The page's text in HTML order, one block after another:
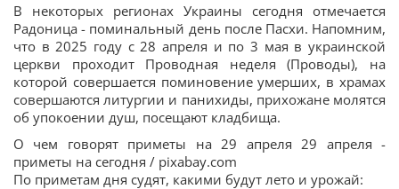
В некоторых регионах Украины сегодня отмечается
Радоница - поминальный день после Пасхи. Напомним,
что в 2025 году с 28 апреля и по 3 мая в украинской
церкви проходит Проводная неделя (Проводы), на
которой совершается поминовение умерших, в храмах
совершаются литургии и панихиды, прихожане молятся
об упокоении душ, посещают кладбища.
О чем говорят приметы на 29 апреля 29 апреля -
приметы на сегодня / pixabay.com
По приметам дня судят, какими будут лето и урожай: